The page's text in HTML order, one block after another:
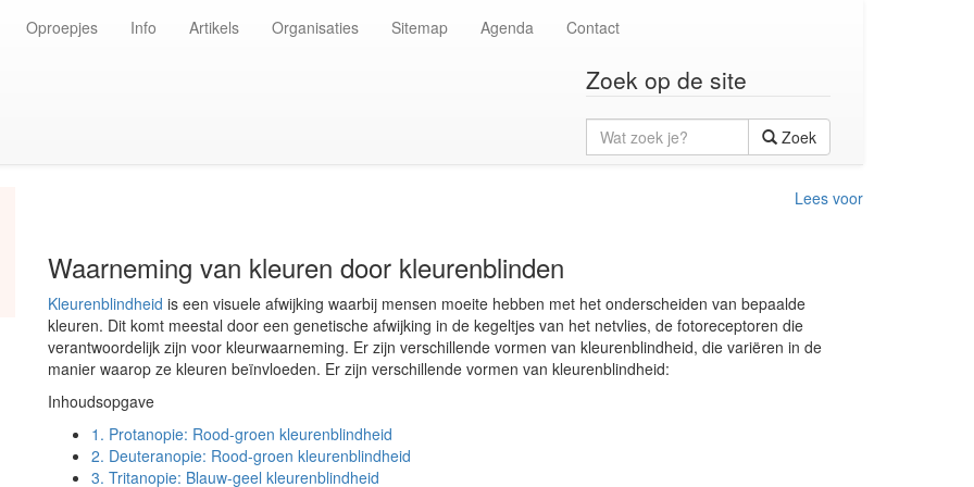
Oproepjes Info Artikels Organisaties Sitemap Agenda Contact
Zoek op de site
Wat
zoek
je?
Zoek
Lees voor
Waarneming van kleuren door kleurenblinden
Kleurenblindheid is een visuele afwijking waarbij mensen moeite hebben met het onderscheiden van bepaalde
kleuren. Dit komt meestal door een genetische afwijking in de kegeltjes van het netvlies, de fotoreceptoren die
verantwoordelijk zijn voor kleurwaarneming. Er zijn verschillende vormen van kleurenblindheid, die variëren in de
manier waarop ze kleuren beïnvloeden. Er zijn verschillende vormen van kleurenblindheid:
Inhoudsopgave
1. Protanopie: Rood-groen kleurenblindheid
2. Deuteranopie: Rood-groen kleurenblindheid
3. Tritanopie: Blauw-geel kleurenblindheid